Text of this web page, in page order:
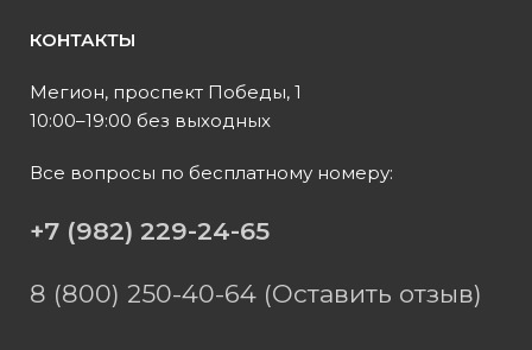
КОНТАКТЫ
Мегион, проспект Победы, 1
10:00–19:00 без выходных
Все вопросы по бесплатному номеру:
+7 (982) 229-24-65
8 (800) 250-40-64 (Оставить отзыв)